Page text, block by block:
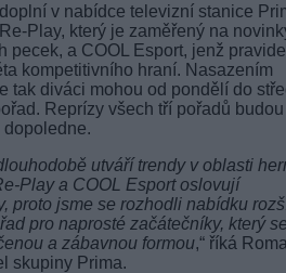
v nabídce televizní stanice
Play, který je zaměřený na
pecek, a COOL Esport, jenž
kompetitivního hraní. Nasazením
tak diváci mohou od pondělí do
Reprízy všech tří pořadů budou
utváří trendy v oblasti
Play a COOL Esport oslovují
proto jsme se rozhodli nabídku
pro naprosté začátečníky, který
a zábavnou formou,“ říká
skupiny Prima.